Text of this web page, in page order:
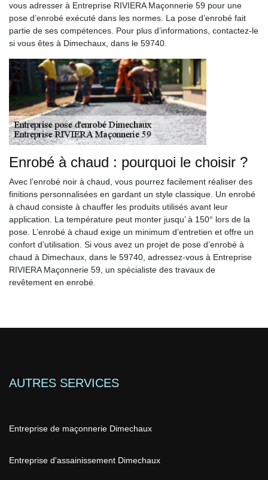
vous adresser à Entreprise RIVIERA Maçonnerie 59 pour une
pose d’enrobé exécuté dans les normes. La pose d’enrobé fait
partie de ses compétences. Pour plus d’informations, contactez-le
si vous êtes à Dimechaux, dans le 59740.
Enrobé à chaud : pourquoi le choisir ?
Avec l’enrobé noir à chaud, vous pourrez facilement réaliser des
finitions personnalisées en gardant un style classique. Un enrobé
à chaud consiste à chauffer les produits utilisés avant leur
application. La température peut monter jusqu’ à 150° lors de la
pose. L’enrobé à chaud exige un minimum d’entretien et offre un
confort d’utilisation. Si vous avez un projet de pose d’enrobé à
chaud à Dimechaux, dans le 59740, adressez-vous à Entreprise
RIVIERA Maçonnerie 59, un spécialiste des travaux de
revêtement en enrobé.
AUTRES SERVICES
Entreprise de maçonnerie Dimechaux
Entreprise d'assainissement Dimechaux